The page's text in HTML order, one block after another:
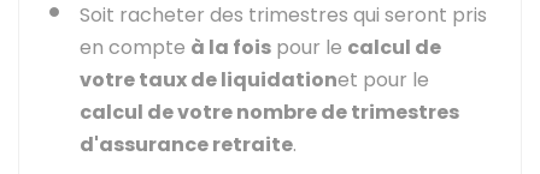
Soit racheter des trimestres qui seront pris
en compte à la fois pour le calcul de
votre taux de liquidationet pour le
calcul de votre nombre de trimestres
d'assurance retraite.